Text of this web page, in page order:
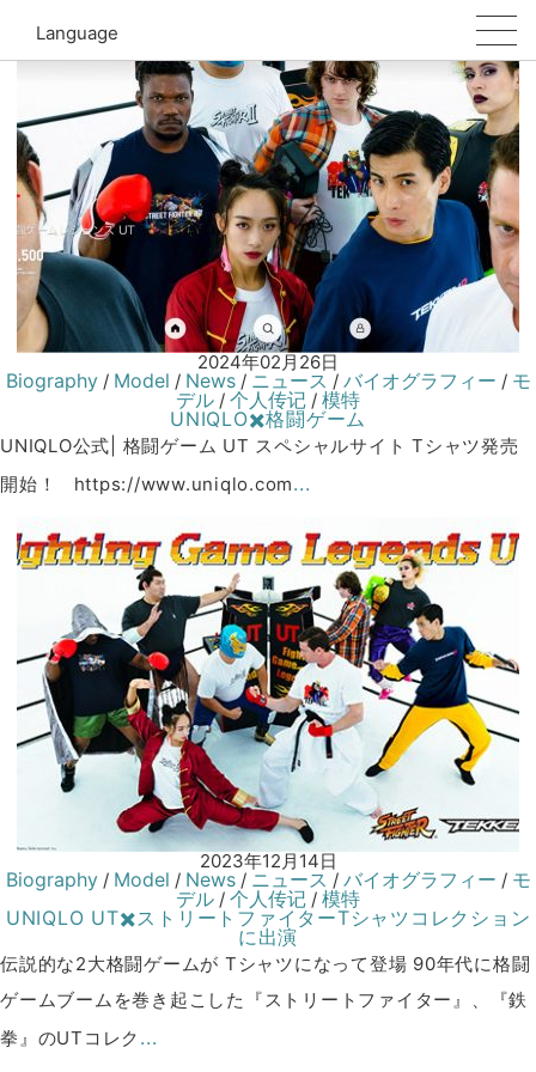
Language
2024年02月26日
Biography/ Model / News/ ニュース / バイオグラフィー / モ
デル / 个人传记 / 模特
UNIQLO✖️格闘ゲーム
UNIQLO公式| 格闘ゲーム UT スペシャルサイト Tシャツ発売
開始！ https://www.uniqlo.com...
2023年12月14日
Biography/ Model / News/ ニュース / バイオグラフィー / モ
デル / 个人传记 / 模特
UNIQLO UT✖️ストリートファイターTシャツコレクション
に出演
伝説的な2大格闘ゲームが Tシャツになって登場 90年代に格闘
ゲームブームを巻き起こした『ストリートファイター』、『鉄
拳』のUTコレク ...